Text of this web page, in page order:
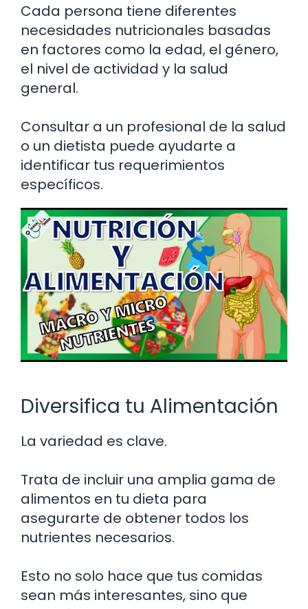
Cada persona tiene diferentes
necesidades nutricionales basadas
en factores como la edad, el género,
el nivel de actividad y la salud
general.
Consultar a un profesional de la salud
o un dietista puede ayudarte a
identificar tus requerimientos
específicos.
Diversifica tu Alimentación
La variedad es clave.
Trata de incluir una amplia gama de
alimentos en tu dieta para
asegurarte de obtener todos los
nutrientes necesarios.
Esto no solo hace que tus comidas
sean más interesantes, sino que